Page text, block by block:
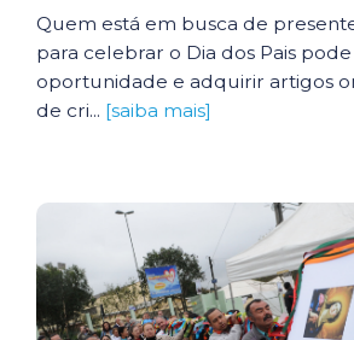
Quem está em busca de
para celebrar o Dia dos Pais
oportunidade e adquirir artigos
de cri... [saiba mais]